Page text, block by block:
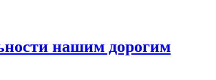
нашим дорогим